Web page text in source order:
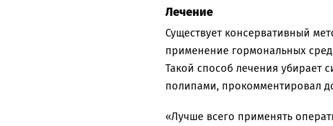
Лечение
Существует консервативный
применение гормональных
Такой способ лечения убирает
полипами, прокомментировал
«Лучше всего применять